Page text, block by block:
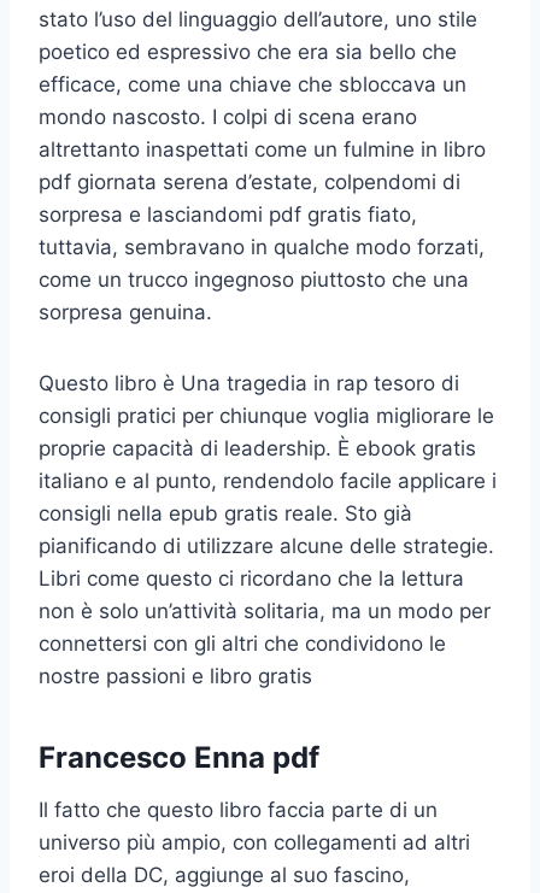
stato l’uso del linguaggio dell’autore, uno stile
poetico ed espressivo che era sia bello che
efficace, come una chiave che sbloccava un
mondo nascosto. I colpi di scena erano
altrettanto inaspettati come un fulmine in libro
pdf giornata serena d’estate, colpendomi di
sorpresa e lasciandomi pdf gratis fiato,
tuttavia, sembravano in qualche modo forzati,
come un trucco ingegnoso piuttosto che una
sorpresa genuina.
Questo libro è Una tragedia in rap tesoro di
consigli pratici per chiunque voglia migliorare le
proprie capacità di leadership. È ebook gratis
italiano e al punto, rendendolo facile applicare i
consigli nella epub gratis reale. Sto già
pianificando di utilizzare alcune delle strategie.
Libri come questo ci ricordano che la lettura
non è solo un’attività solitaria, ma un modo per
connettersi con gli altri che condividono le
nostre passioni e libro gratis
Francesco Enna pdf
Il fatto che questo libro faccia parte di un
universo più ampio, con collegamenti ad altri
eroi della DC, aggiunge al suo fascino,